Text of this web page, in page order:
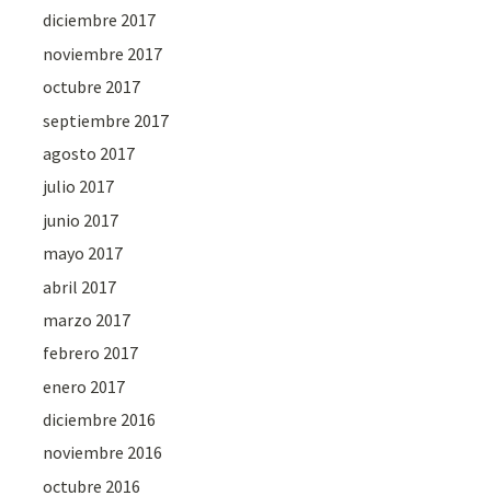
diciembre 2017
noviembre 2017
octubre 2017
septiembre 2017
agosto 2017
julio 2017
junio 2017
mayo 2017
abril 2017
marzo 2017
febrero 2017
enero 2017
diciembre 2016
noviembre 2016
octubre 2016